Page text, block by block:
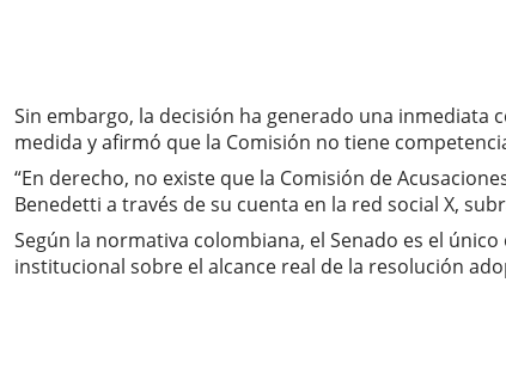
Sin embargo, la decisión ha generado una
medida y afirmó que la Comisión no tiene
“En derecho, no existe que la Comisión de
Benedetti a través de su cuenta en la red social X,
Según la normativa colombiana, el Senado es el
institucional sobre el alcance real de la resolución